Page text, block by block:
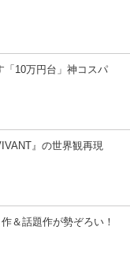
「10万円台」神コスパ
』の世界観再現
＆話題作が勢ぞろい！